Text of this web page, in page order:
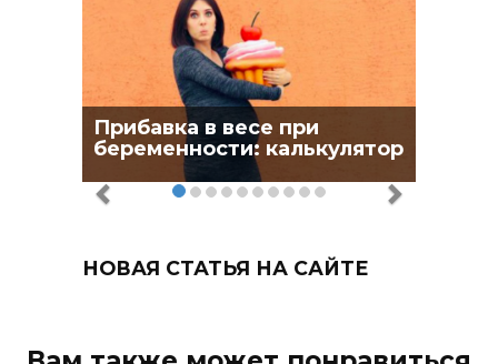
Прибавка в весе при
беременности: калькулятор
НОВАЯ СТАТЬЯ НА САЙТЕ